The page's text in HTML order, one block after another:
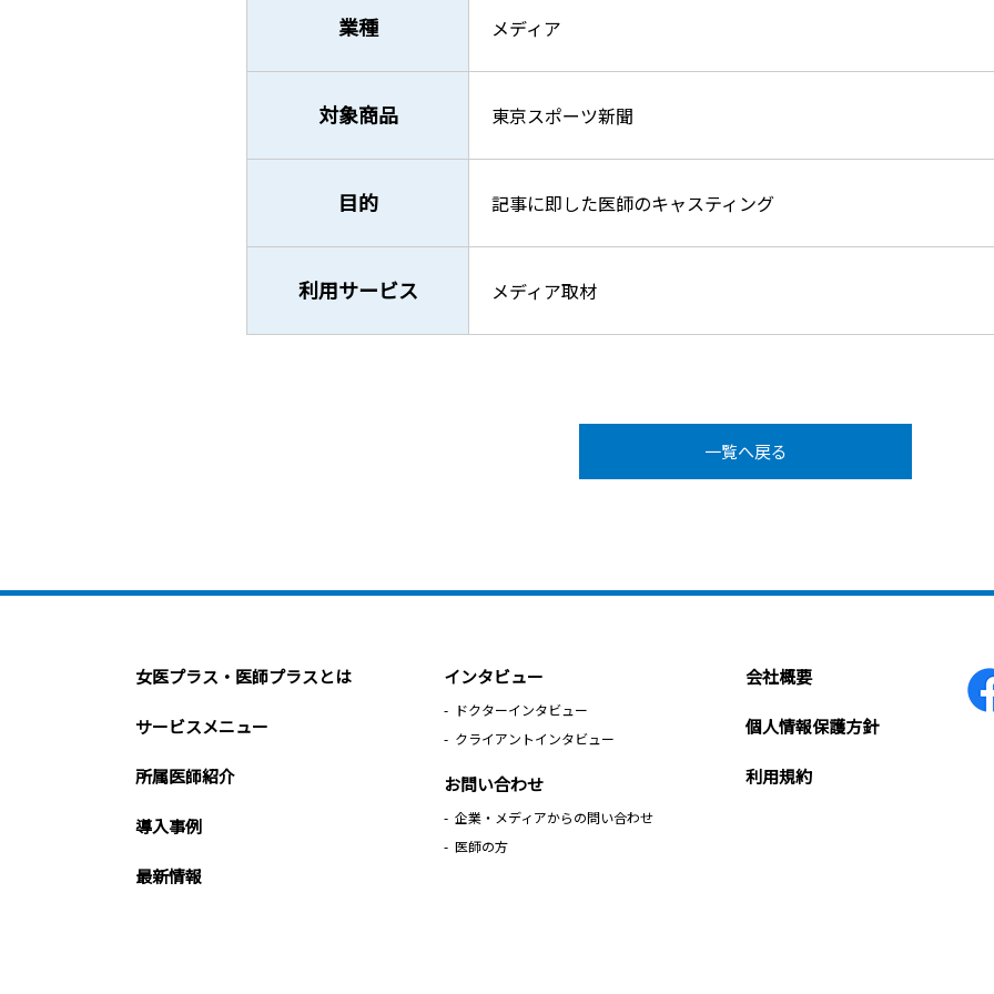
業種 メディア
対象商品 東京スポーツ新聞
目的 記事に即した医師のキャスティング
利用サービス メディア取材
一覧へ戻る
女医プラス・医師プラスとは
サービスメニュー
所属医師紹介
導入事例
最新情報
インタビュー
ドクターインタビュー
クライアントインタビュー
お問い合わせ
企業・メディアからの問い合わせ
医師の方
会社概要
個人情報保護方針
利用規約